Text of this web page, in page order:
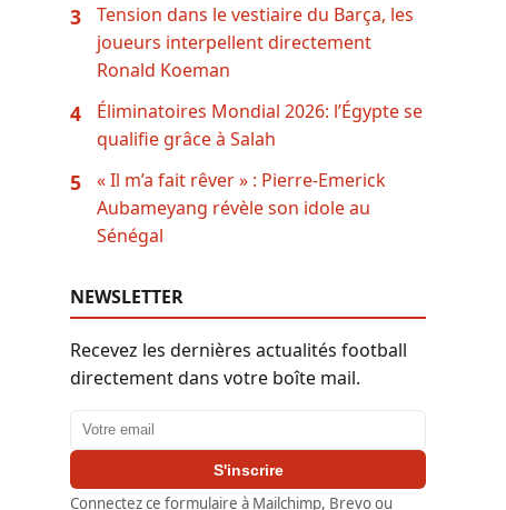
3
Tension dans le vestiaire du Barça, les
joueurs interpellent directement
Ronald Koeman
4
Éliminatoires Mondial 2026: l’Égypte se
qualifie grâce à Salah
5
« Il m’a fait rêver » : Pierre-Emerick
Aubameyang révèle son idole au
Sénégal
NEWSLETTER
Recevez les dernières actualités football
directement dans votre boîte mail.
Adresse email
S'inscrire
Connectez ce formulaire à Mailchimp, Brevo ou